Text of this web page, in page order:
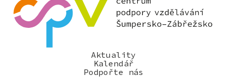
Aktuality
Kalendář
Podpořte nás